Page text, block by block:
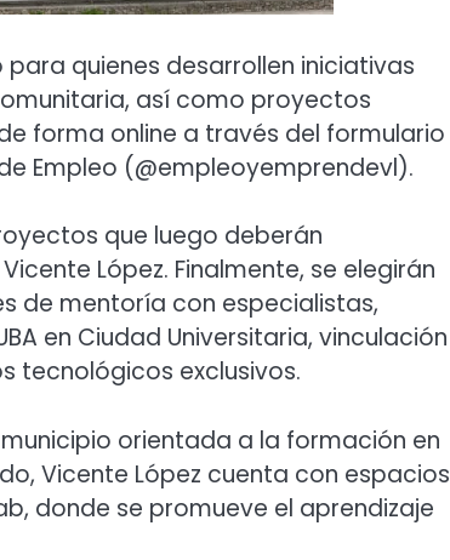
quienes desarrollen iniciativas
así como proyectos
forma online a través del formulario
Empleo (@empleoyemprendevl).
que luego deberán
López. Finalmente, se elegirán
de mentoría con especialistas,
en Ciudad Universitaria, vinculación
tecnológicos exclusivos.
orientada a la formación en
Vicente López cuenta con espacios
donde se promueve el aprendizaje